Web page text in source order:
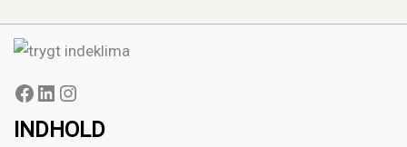
INDHOLD